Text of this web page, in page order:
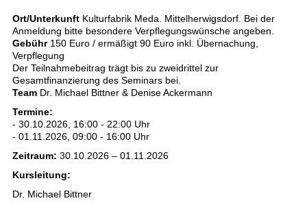
Ort/UnterkunftKulturfabrik Meda. Mittelherwigsdorf. Bei der
Anmeldung bitte besondere Verpflegungswünsche angeben.
Gebühr 150 Euro / ermäßigt 90 Euro inkl. Übernachung,
Verpflegung
Der Teilnahmebeitrag trägt bis zu zweidrittel zur
Gesamtfinanzierung des Seminars bei.
Team Dr. Michael Bittner & Denise Ackermann
Termine:
- 30.10.2026, 16:00 - 22:00 Uhr
- 01.11.2026, 09:00 - 16:00 Uhr
Zeitraum: 30.10.2026 – 01.11.2026
Kursleitung:
Dr. Michael Bittner